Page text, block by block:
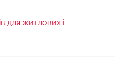
для житлових і